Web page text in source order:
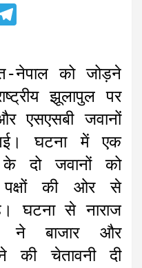
l
e
g
r
a
m
नेपाल को जोड़ने
झूलापुल पर
एसएसबी जवानों
घटना में एक
के दो जवानों को
की ओर से
घटना से नाराज
ने बाजार और
की चेतावनी दी